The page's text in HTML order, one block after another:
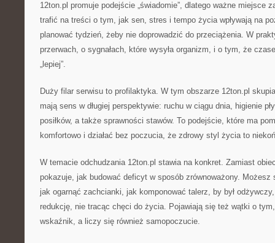
12ton.pl promuje podejście „świadomie”, dlatego ważne miejsce
trafić na treści o tym, jak sen, stres i tempo życia wpływają na
planować tydzień, żeby nie doprowadzić do przeciążenia. W
przerwach, o sygnałach, które wysyła organizm, i o tym, że
„lepiej”.
Duży filar serwisu to profilaktyka. W tym obszarze 12ton.pl
mają sens w długiej perspektywie: ruchu w ciągu dnia, higienie
posiłków, a także sprawności stawów. To podejście, które ma
komfortowo i działać bez poczucia, że zdrowy styl życia to
W temacie odchudzania 12ton.pl stawia na konkret. Zamiast
pokazuje, jak budować deficyt w sposób zrównoważony.
jak ogarnąć zachcianki, jak komponować talerz, by był
redukcję, nie tracąc chęci do życia. Pojawiają się też wątki o
wskaźnik, a liczy się również samopoczucie.